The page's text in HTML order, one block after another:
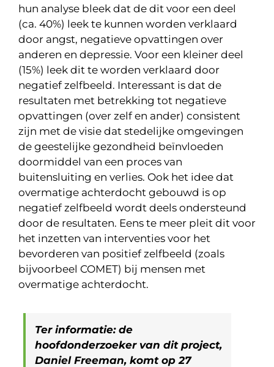
hun analyse bleek dat de dit voor een deel
(ca. 40%) leek te kunnen worden verklaard
door angst, negatieve opvattingen over
anderen en depressie. Voor een kleiner deel
(15%) leek dit te worden verklaard door
negatief zelfbeeld. Interessant is dat de
resultaten met betrekking tot negatieve
opvattingen (over zelf en ander) consistent
zijn met de visie dat stedelijke omgevingen
de geestelijke gezondheid beïnvloeden
doormiddel van een proces van
buitensluiting en verlies. Ook het idee dat
overmatige achterdocht gebouwd is op
negatief zelfbeeld wordt deels ondersteund
door de resultaten. Eens te meer pleit dit voor
het inzetten van interventies voor het
bevorderen van positief zelfbeeld (zoals
bijvoorbeel COMET) bij mensen met
overmatige achterdocht.
Ter informatie: de
hoofdonderzoeker van dit project,
Daniel Freeman, komt op 27